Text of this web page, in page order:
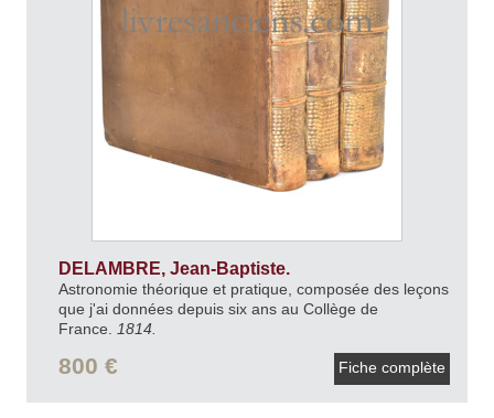
DELAMBRE, Jean-Baptiste.
Astronomie théorique et pratique, composée des leçons
que j'ai données depuis six ans au Collège de
France.
1814.
800 € Fiche complète